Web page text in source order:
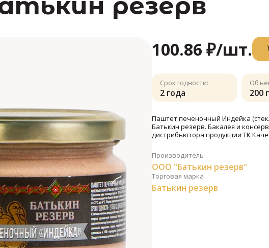
100.86 ₽/шт.
Срок годности:
2 года 200 г
Паштет печеночный Индейка
Батькин резерв. Бакалея и
дистрибьютора продукции ТК
Производитель
ООО "Батькин резерв"
Торговая марка
Батькин резерв